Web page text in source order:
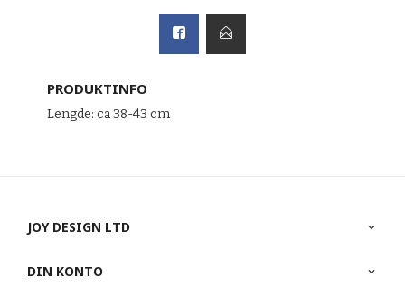
PRODUKTINFO
Lengde: ca 38-43 cm
JOY DESIGN LTD
DIN KONTO